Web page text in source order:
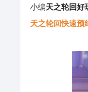
小编天之轮回好
天之轮回快速预